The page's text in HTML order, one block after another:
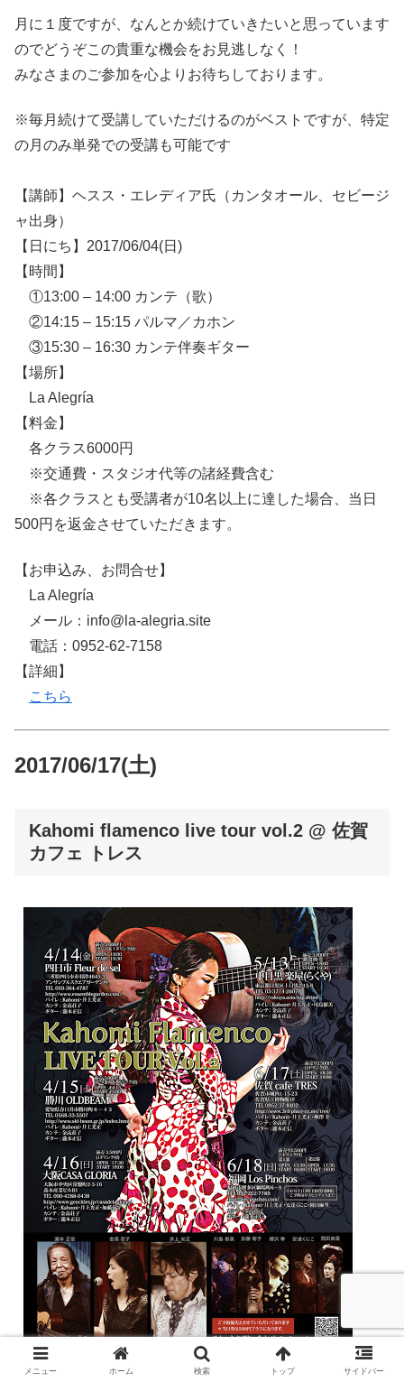
月に１度ですが、なんとか続けていきたいと思っています
のでどうぞこの貴重な機会をお見逃しなく！
みなさまのご参加を心よりお待ちしております。
※毎月続けて受講していただけるのがベストですが、特定
の月のみ単発での受講も可能です
【講師】ヘスス・エレディア氏（カンタオール、セビージ
ャ出身）
【日にち】2017/06/04(日)
【時間】
①13:00 – 14:00 カンテ（歌）
②14:15 – 15:15 パルマ／カホン
③15:30 – 16:30 カンテ伴奏ギター
【場所】
La Alegría
【料金】
各クラス6000円
※交通費・スタジオ代等の諸経費含む
※各クラスとも受講者が10名以上に達した場合、当日
500円を返金させていただきます。
【お申込み、お問合せ】
La Alegría
メール：info@la-alegria.site
電話：0952-62-7158
【詳細】
こちら
2017/06/17(土)
Kahomi flamenco live tour vol.2 @ 佐賀
カフェ トレス
メニュー ホーム 検索 トップ サイドバー